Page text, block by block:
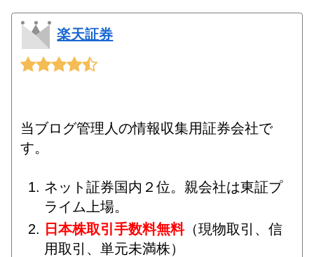
楽天証券
当ブログ管理人の情報収集用証券会社で
す。
ネット証券国内２位。親会社は東証プ
ライム上場。
日本株取引手数料無料（現物取引、信
用取引、単元未満株）